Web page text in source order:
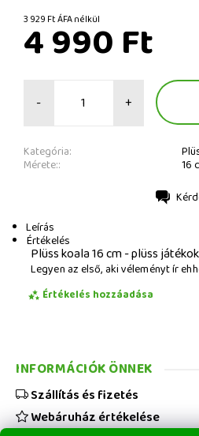
3 929 Ft ÁFA nélkül
4 990 Ft
- +
Kategória:
Mérete:: 16
Leírás
Értékelés
Plüss koala 16 cm - plüss játékok
Legyen az első, aki véleményt ír
Értékelés hozzáadása
INFORMÁCIÓK ÖNNEK
Szállítás és fizetés
Webáruház értékelése